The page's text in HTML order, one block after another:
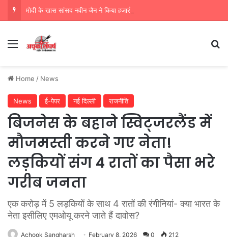
Menu
Home / News
News ई-पेपर नई दिल्ली राजनीति
बिजनेस के बहाने स्विट्जरलैंड में
मौजमस्ती करने गए नेता!
लड़कियों संग 4 रातों का पैसा भरे
गरीब जनता
एक करोड़ में 5 लड़कियों के साथ 4 रातों की रंगीनियां- क्या भारत के
नेता इसीलिए एमओयू करने जाते हैं दावोस?
Achook Sangharsh February 8, 2026 0 212